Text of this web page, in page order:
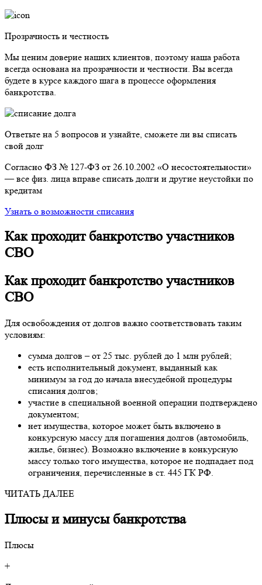
Прозрачность и честность
Мы ценим доверие наших клиентов, поэтому наша работа
всегда основана на прозрачности и честности. Вы всегда
будете в курсе каждого шага в процессе оформления
банкротства.
Ответьте на 5 вопросов и узнайте, сможете ли вы списать
свой долг
Согласно ФЗ № 127-ФЗ от 26.10.2002 «О несостоятельности»
— все физ. лица вправе списать долги и другие неустойки по
кредитам
Узнать о возможности списания
Как проходит банкротство участников
СВО
Как проходит банкротство участников
СВО
Для освобождения от долгов важно соответствовать таким
условиям:
сумма долгов – от 25 тыс. рублей до 1 млн рублей;
есть исполнительный документ, выданный как
минимум за год до начала внесудебной процедуры
списания долгов;
участие в специальной военной операции подтверждено
документом;
нет имущества, которое может быть включено в
конкурсную массу для погашения долгов (автомобиль,
жилье, бизнес). Возможно включение в конкурсную
массу только того имущества, которое не подпадает под
ограничения, перечисленные в ст. 445 ГК РФ.
ЧИТАТЬ ДАЛЕЕ
Плюсы и минусы банкротства
Плюсы
+